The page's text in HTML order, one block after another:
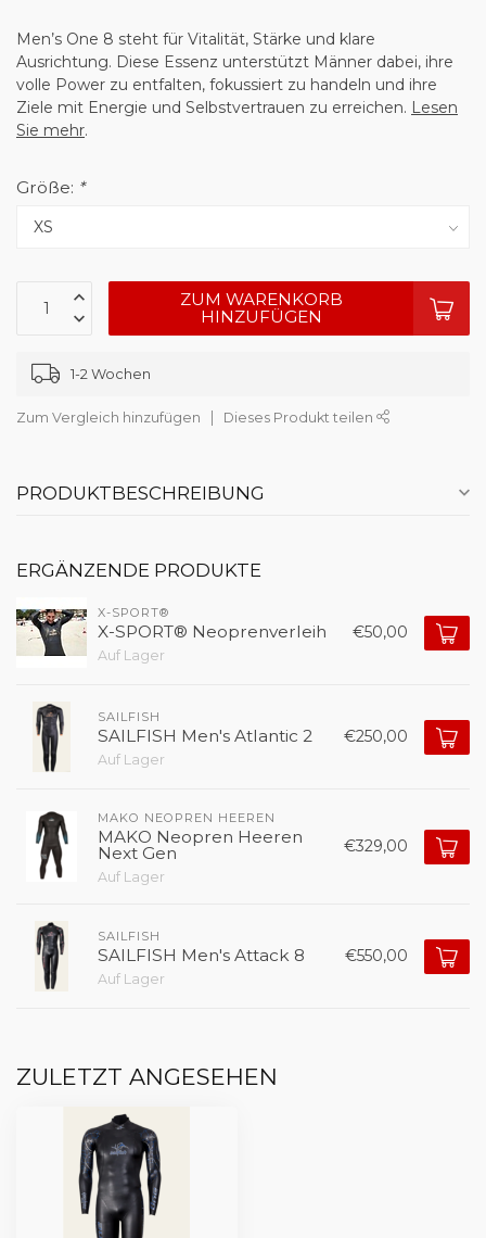
Men’s One 8 steht für Vitalität, Stärke und klare
Ausrichtung. Diese Essenz unterstützt Männer dabei, ihre
volle Power zu entfalten, fokussiert zu handeln und ihre
Ziele mit Energie und Selbstvertrauen zu erreichen. Lesen
Sie mehr.
Größe: *
ZUM WARENKORB
HINZUFÜGEN
1-2 Wochen
Zum Vergleich hinzufügen Dieses Produkt teilen
PRODUKTBESCHREIBUNG
ERGÄNZENDE PRODUKTE
X-SPORT®
X-SPORT® Neoprenverleih
Auf Lager
€50,00
SAILFISH
SAILFISH Men's Atlantic 2
Auf Lager
€250,00
MAKO NEOPREN HEEREN
MAKO Neopren Heeren
Next Gen
Auf Lager
€329,00
SAILFISH
SAILFISH Men's Attack 8
Auf Lager
€550,00
ZULETZT ANGESEHEN